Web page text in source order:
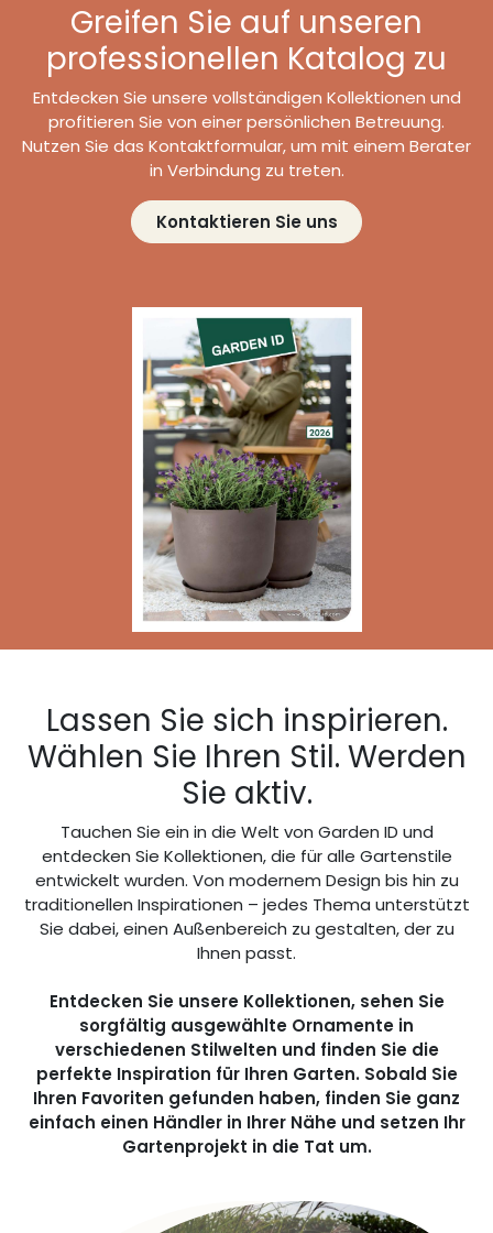
Greifen Sie auf unseren
professionellen Katalog zu
Entdecken Sie unsere vollständigen Kollektionen und
profitieren Sie von einer persönlichen Betreuung.
Nutzen Sie das Kontaktformular, um mit einem Berater
in Verbindung zu treten.
Kontaktieren Sie uns
Lassen Sie sich inspirieren.
Wählen Sie Ihren Stil. Werden
Sie aktiv.
Tauchen Sie ein in die Welt von Garden ID und
entdecken Sie Kollektionen, die für alle Gartenstile
entwickelt wurden. Von modernem Design bis hin zu
traditionellen Inspirationen – jedes Thema unterstützt
Sie dabei, einen Außenbereich zu gestalten, der zu
Ihnen passt.
Entdecken Sie unsere Kollektionen, sehen Sie
sorgfältig ausgewählte Ornamente in
verschiedenen Stilwelten und finden Sie die
perfekte Inspiration für Ihren Garten. Sobald Sie
Ihren Favoriten gefunden haben, finden Sie ganz
einfach einen Händler in Ihrer Nähe und setzen Ihr
Gartenprojekt in die Tat um.